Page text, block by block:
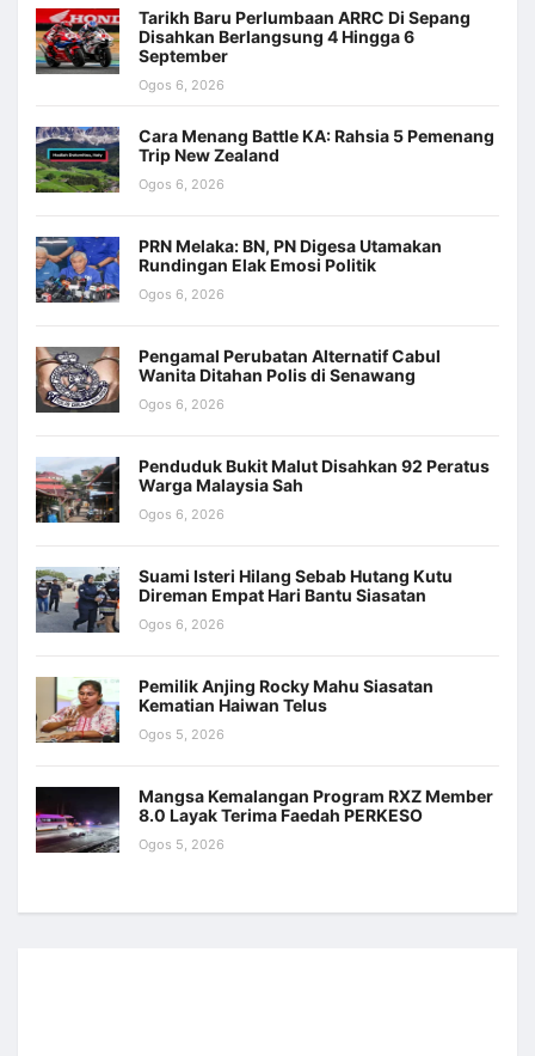
Tarikh Baru Perlumbaan ARRC Di Sepang
Disahkan Berlangsung 4 Hingga 6
September
Ogos 6, 2026
Cara Menang Battle KA: Rahsia 5 Pemenang
Trip New Zealand
Ogos 6, 2026
PRN Melaka: BN, PN Digesa Utamakan
Rundingan Elak Emosi Politik
Ogos 6, 2026
Pengamal Perubatan Alternatif Cabul
Wanita Ditahan Polis di Senawang
Ogos 6, 2026
Penduduk Bukit Malut Disahkan 92 Peratus
Warga Malaysia Sah
Ogos 6, 2026
Suami Isteri Hilang Sebab Hutang Kutu
Direman Empat Hari Bantu Siasatan
Ogos 6, 2026
Pemilik Anjing Rocky Mahu Siasatan
Kematian Haiwan Telus
Ogos 5, 2026
Mangsa Kemalangan Program RXZ Member
8.0 Layak Terima Faedah PERKESO
Ogos 5, 2026